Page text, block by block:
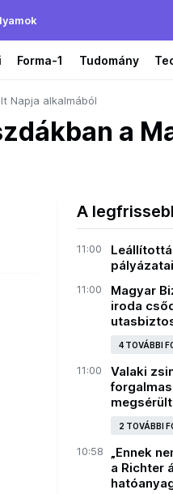
Forma-1 Tudomány
Napja alkalmából
a
A
11:00
11:00
Magyar
iroda
4 TOVÁBBI
11:00
Valaki
megsérült
2 TOVÁBBI
10:58
„Ennek
a Richter